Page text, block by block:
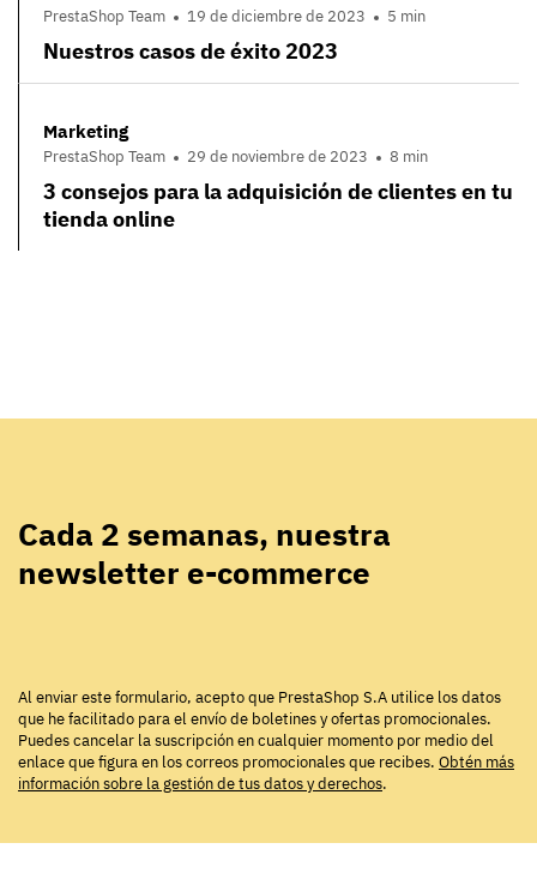
PrestaShop Team 19 de diciembre de 2023 5 min
Nuestros casos de éxito 2023
Marketing
PrestaShop Team 29 de noviembre de 2023 8 min
3 consejos para la adquisición de clientes en tu
tienda online
Cada 2 semanas, nuestra
newsletter e-commerce
Al enviar este formulario, acepto que PrestaShop S.A utilice los datos
que he facilitado para el envío de boletines y ofertas promocionales.
Puedes cancelar la suscripción en cualquier momento por medio del
enlace que figura en los correos promocionales que recibes. Obtén más
información sobre la gestión de tus datos y derechos.